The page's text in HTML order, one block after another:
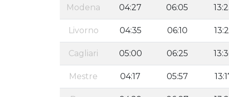
Modena 04:27 06:05
Livorno 04:35 06:10
Cagliari 05:00 06:25
Mestre 04:17 05:57